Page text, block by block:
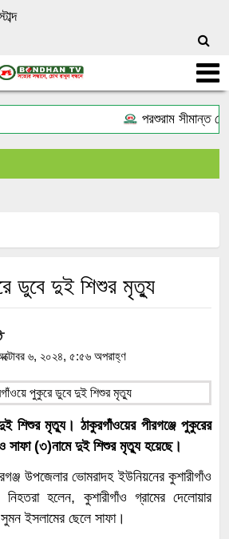
পরশুরাম সীমান্ত
ডুবে দুই শিশুর মৃত্যু
৬, ২০২৪, ৫:৫৬ অপরাহ্ণ
শিশুর মৃত্যু। ঠাকুরগাঁওয়ের পীরগঞ্জে পুকুরের
সাফা (৩)নামে দুই শিশুর মৃত্যু হয়েছে।
উপজেলার ভোমরাদহ ইউনিয়নের কুশারীগাঁও
হলেন, কুশারীগাঁও গ্রামের দেলোয়ার
ইসলামের ছেলে সাফা।